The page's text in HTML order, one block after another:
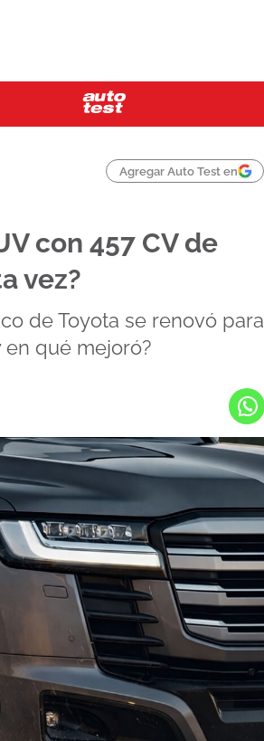
Agregar Auto Test en
con 457 CV de
vez?
de Toyota se renovó para
en qué mejoró?